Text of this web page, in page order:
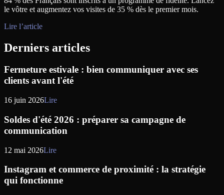
le vôtre et augmentez vos visites de 35 % dès le premier mois.
Lire l’article
Derniers articles
Fermeture estivale : bien communiquer avec ses
clients avant l'été
16 juin 2026Lire
Soldes d'été 2026 : préparer sa campagne de
communication
12 mai 2026Lire
Instagram et commerce de proximité : la stratégie
qui fonctionne